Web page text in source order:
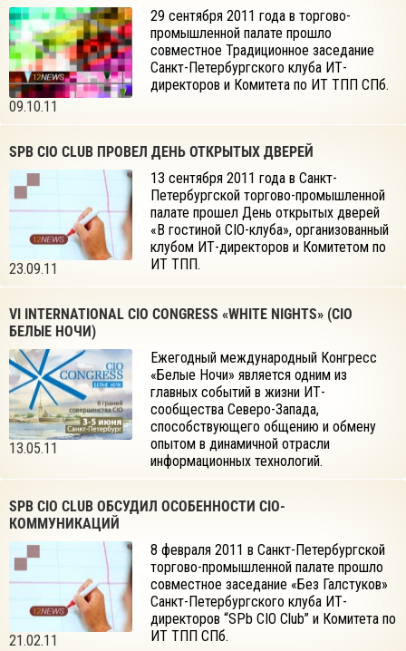
09.10.11
29 сентября 2011 года в торгово-
промышленной палате прошло
совместное Традиционное заседание
Санкт-Петербургского клуба ИТ-
директоров и Комитета по ИТ ТПП СПб.
SPB CIO CLUB ПРОВЕЛ ДЕНЬ ОТКРЫТЫХ ДВЕРЕЙ
23.09.11
13 сентября 2011 года в Санкт-
Петербургской торгово-промышленной
палате прошел День открытых дверей
«В гостиной CIO-клуба», организованный
клубом ИТ-директоров и Комитетом по
ИТ ТПП.
VI INTERNATIONAL CIO CONGRESS «WHITE NIGHTS» (CIO
БЕЛЫЕ НОЧИ)
13.05.11
Ежегодный международный Конгресс
«Белые Ночи» является одним из
главных событий в жизни ИТ-
сообщества Cеверо-Запада,
способствующего общению и обмену
опытом в динамичной отрасли
информационных технологий.
SPB CIO CLUB ОБСУДИЛ ОСОБЕННОСТИ CIO-
КОММУНИКАЦИЙ
21.02.11
8 февраля 2011 в Санкт-Петербургской
торгово-промышленной палате прошло
совместное заседание «Без Галстуков»
Санкт-Петербургского клуба ИТ-
директоров “SPb CIO Club” и Комитета по
ИТ ТПП СПб.